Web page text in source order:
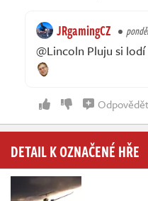
JRgamingCZ
@Lincoln Pluju si
Odpovědět
DETAIL K OZNAČENÉ HŘE